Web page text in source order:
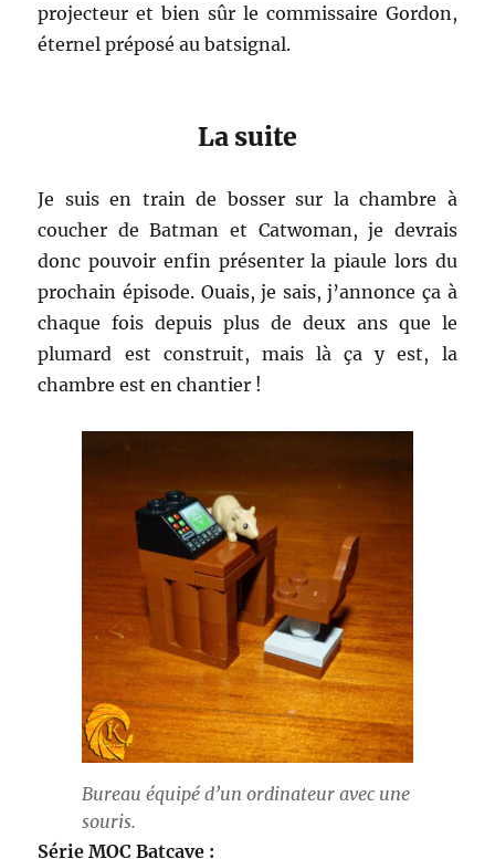
projecteur et bien sûr le commissaire Gordon,
éternel préposé au batsignal.
La suite
Je suis en train de bosser sur la chambre à
coucher de Batman et Catwoman, je devrais
donc pouvoir enfin présenter la piaule lors du
prochain épisode. Ouais, je sais, j’annonce ça à
chaque fois depuis plus de deux ans que le
plumard est construit, mais là ça y est, la
chambre est en chantier !
Bureau équipé d’un ordinateur avec une
souris.
Série MOC Batcave :